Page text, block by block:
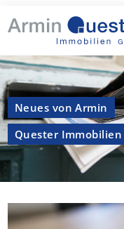
Neues von Armin
Quester Immobilien